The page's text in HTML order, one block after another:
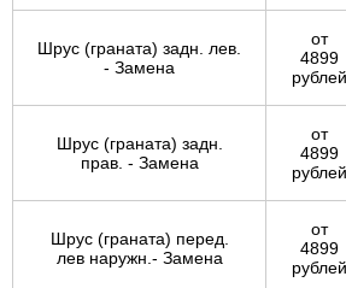
Шрус (граната) задн. лев.
- Замена
от
4899
рублей
Шрус (граната) задн.
прав. - Замена
от
4899
рублей
Шрус (граната) перед.
лев наружн.- Замена
от
4899
рублей